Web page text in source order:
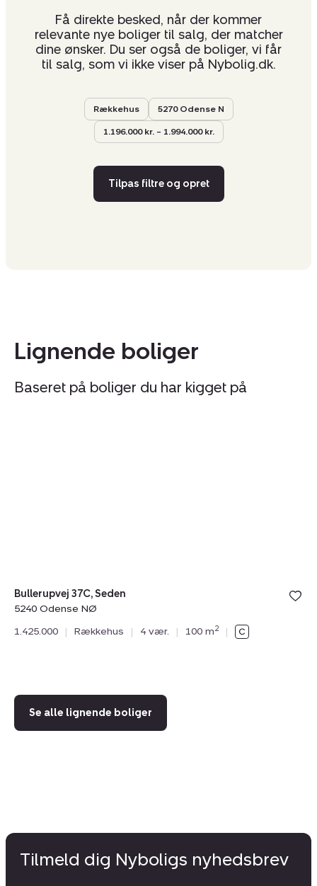
Få direkte besked, når der kommer
relevante nye boliger til salg, der matcher
dine ønsker. Du ser også de boliger, vi får
til salg, som vi ikke viser på Nybolig.dk.
Rækkehus 5270 Odense N
1.196.000 kr. – 1.994.000 kr.
Tilpas filtre og opret
Lignende boliger
Baseret på boliger du har kigget på
Bullerupvej 37C, Seden
5240 Odense NØ
1.425.000
| Rækkehus | 4 vær. | 100 m2 |
Se alle lignende boliger
Tilmeld dig Nyboligs nyhedsbrev